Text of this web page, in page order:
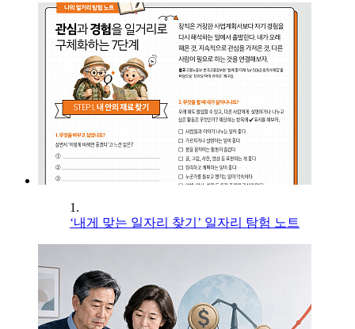
1.
‘내게 맞는 일자리 찾기’ 일자리 탐험 노트